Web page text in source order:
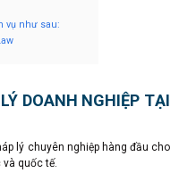
vụ như sau:
DOANH NGHIỆP TẠI
lý chuyên nghiệp hàng đầu cho
quốc tế.